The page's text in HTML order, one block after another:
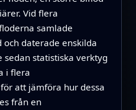
Vid flera
samlade
daterade enskilda
statistiska verktyg
i flera
att jämföra hur dessa
från en